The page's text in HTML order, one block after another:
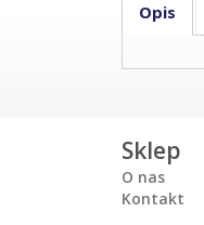
Opis
Sklep
O nas
Kontakt